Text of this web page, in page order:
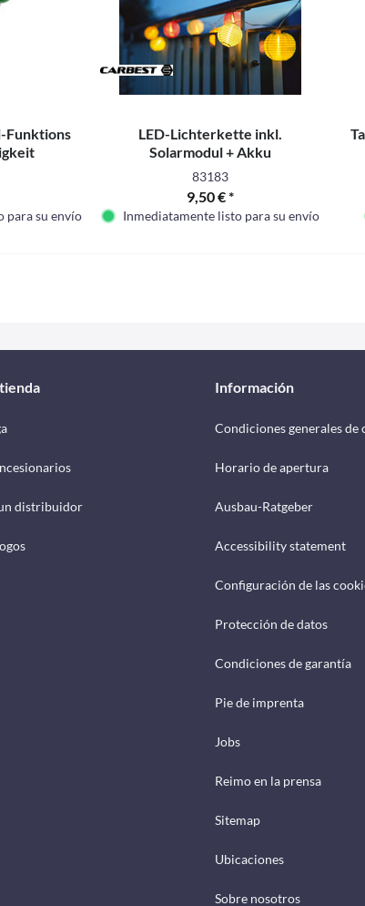
Funktions
para su envío
LED-Lichterkette inkl.
Solarmodul + Akku
83183
9,50 € *
Inmediatamente listo para su envío
distribuidor
Información
Condiciones generales de
Horario de apertura
Ausbau-Ratgeber
Accessibility statement
Configuración de las
Protección de datos
Condiciones de garantía
Pie de imprenta
Jobs
Reimo en la prensa
Sitemap
Ubicaciones
Sobre nosotros